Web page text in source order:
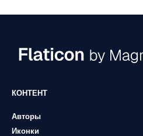
КОНТЕНТ
Авторы
Иконки